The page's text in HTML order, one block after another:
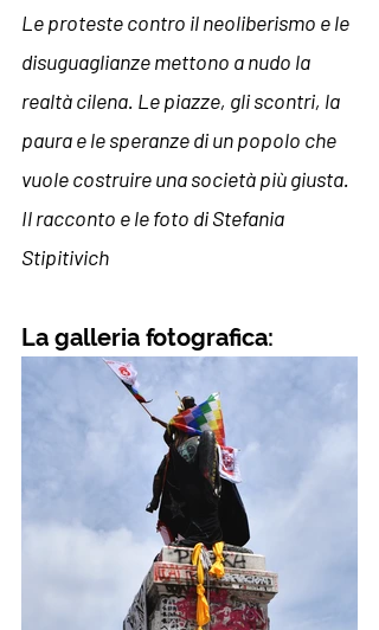
Le proteste contro il neoliberismo e le
disuguaglianze mettono a nudo la
realtà cilena. Le piazze, gli scontri, la
paura e le speranze di un popolo che
vuole costruire una società più giusta.
Il racconto e le foto di Stefania
Stipitivich
La galleria fotografica: